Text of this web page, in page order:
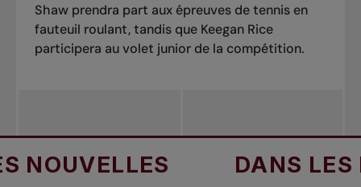
Shaw prendra part aux épreuves de tennis en
fauteuil roulant, tandis que Keegan Rice
participera au volet junior de la compétition.
DANS LES